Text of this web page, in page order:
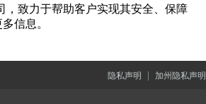
致力于帮助客户实现其安全、保障
信息。
隐私声明 | 加州隐私声明